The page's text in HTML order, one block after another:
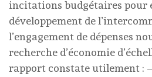
incitations budgétaires pour
développement de
l’engagement de dépenses
recherche d’économie
rapport constate utilement :